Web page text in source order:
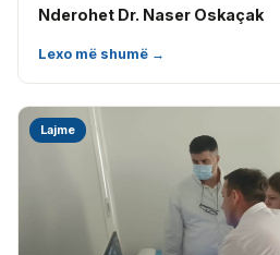
Nderohet Dr. Naser Oskaçak
Lexo më shumë →
Lajme